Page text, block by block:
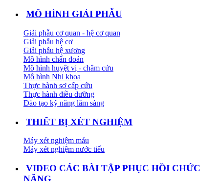
MÔ HÌNH GIẢI PHẪU
Giải phẫu cơ quan - hệ cơ quan
Giải phẫu hệ cơ
Giải phẫu hệ xương
Mô hình chẩn đoán
Mô hình huyệt vị - châm cứu
Mô hình Nhi khoa
Thực hành sơ cấp cứu
Thực hành điều dưỡng
Đào tạo kỹ năng lâm sàng
THIẾT BỊ XÉT NGHIỆM
Máy xét nghiệm máu
Máy xét nghiệm nước tiểu
VIDEO CÁC BÀI TẬP PHỤC HỒI CHỨC
NĂNG